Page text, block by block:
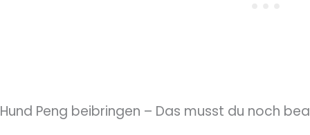
Hund Peng beibringen – Das musst du noch